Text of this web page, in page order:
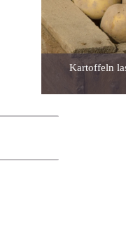
Kartoffeln